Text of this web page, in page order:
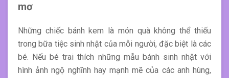
mơ
Những chiếc bánh kem là món quà không thể thiếu
trong bữa tiệc sinh nhật của mỗi người, đặc biệt là các
bé. Nếu bé trai thích những mẫu bánh sinh nhật với
hình ảnh ngộ nghĩnh hay mạnh mẽ của các anh hùng,